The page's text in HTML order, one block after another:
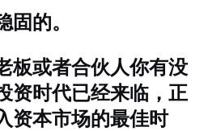
的。
板或者合伙人你有没
资时代已经来临，正
资本市场的最佳时